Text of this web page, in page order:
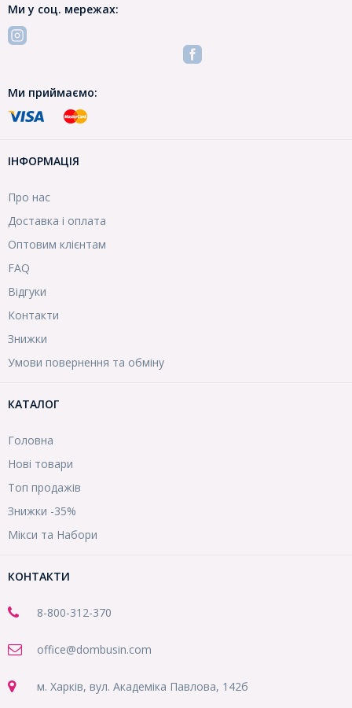
Ми у соц. мережах:
Ми приймаємо:
ІНФОРМАЦІЯ
Про нас
Доставка і оплата
Оптовим клієнтам
FAQ
Відгуки
Контакти
Знижки
Умови повернення та обміну
КАТАЛОГ
Головна
Нові товари
Топ продажів
Знижки -35%
Мікси та Набори
КОНТАКТИ
8-800-312-370
office@dombusin.com
м. Харків, вул. Академіка Павлова, 142б